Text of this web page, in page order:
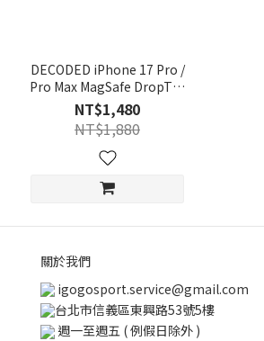
DECODED iPhone 17 Pro /
Pro Max MagSafe DropTec
防摔保護殼
NT$1,480
NT$1,880
關於我們
igogosport.service@gmail.com
台北市信義區東興路53號5樓
週一至週五 ( 例假日除外 )